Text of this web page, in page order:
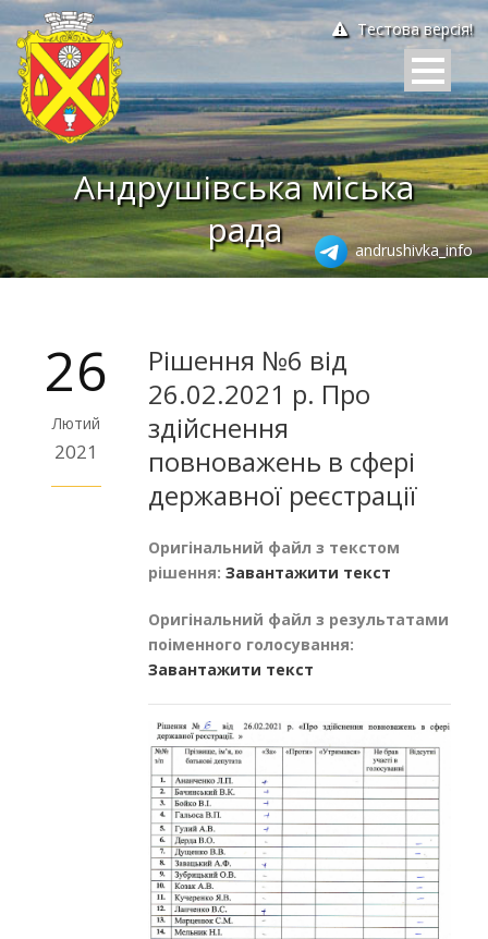
Тестова версія!
Андрушівська міська
рада
andrushivka_info
26
Лютий
2021
Рішення №6 від
26.02.2021 р. Про
здійснення
повноважень в сфері
державної реєстрації
Оригінальний файл з текстом
рішення: Завантажити текст
Оригінальний файл з результатами
поіменного голосування:
Завантажити текст